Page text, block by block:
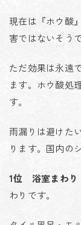
現在は『ホウ酸
害ではないそう
ただ効果は永遠
ます。ホウ酸処
す。
雨漏りは避けた
ります。国内の
1位 浴室まわり
わりです。